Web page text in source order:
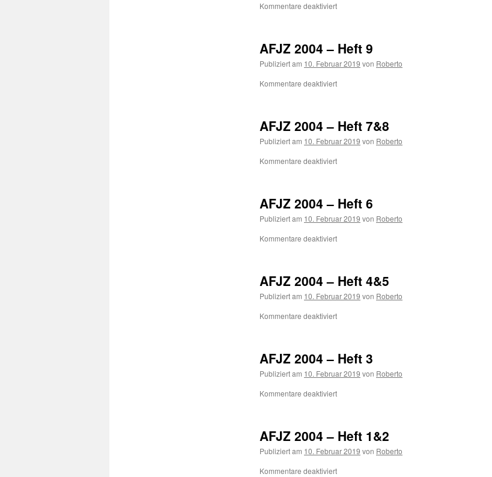
Kommentare deaktiviert
AFJZ 2004 – Heft 9
Publiziert am 10. Februar 2019 von Roberto
Kommentare deaktiviert
AFJZ 2004 – Heft 7&8
Publiziert am 10. Februar 2019 von Roberto
Kommentare deaktiviert
AFJZ 2004 – Heft 6
Publiziert am 10. Februar 2019 von Roberto
Kommentare deaktiviert
AFJZ 2004 – Heft 4&5
Publiziert am 10. Februar 2019 von Roberto
Kommentare deaktiviert
AFJZ 2004 – Heft 3
Publiziert am 10. Februar 2019 von Roberto
Kommentare deaktiviert
AFJZ 2004 – Heft 1&2
Publiziert am 10. Februar 2019 von Roberto
Kommentare deaktiviert